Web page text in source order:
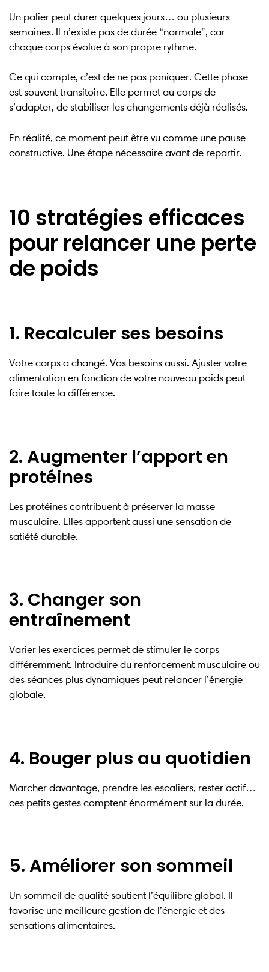
Un palier peut durer quelques jours… ou plusieurs
semaines. Il n’existe pas de durée “normale”, car
chaque corps évolue à son propre rythme.
Ce qui compte, c’est de ne pas paniquer. Cette phase
est souvent transitoire. Elle permet au corps de
s’adapter, de stabiliser les changements déjà réalisés.
En réalité, ce moment peut être vu comme une pause
constructive. Une étape nécessaire avant de repartir.
10 stratégies efficaces
pour relancer une perte
de poids
1. Recalculer ses besoins
Votre corps a changé. Vos besoins aussi. Ajuster votre
alimentation en fonction de votre nouveau poids peut
faire toute la différence.
2. Augmenter l’apport en
protéines
Les protéines contribuent à préserver la masse
musculaire. Elles apportent aussi une sensation de
satiété durable.
3. Changer son
entraînement
Varier les exercices permet de stimuler le corps
différemment. Introduire du renforcement musculaire ou
des séances plus dynamiques peut relancer l’énergie
globale.
4. Bouger plus au quotidien
Marcher davantage, prendre les escaliers, rester actif…
ces petits gestes comptent énormément sur la durée.
5. Améliorer son sommeil
Un sommeil de qualité soutient l’équilibre global. Il
favorise une meilleure gestion de l’énergie et des
sensations alimentaires.